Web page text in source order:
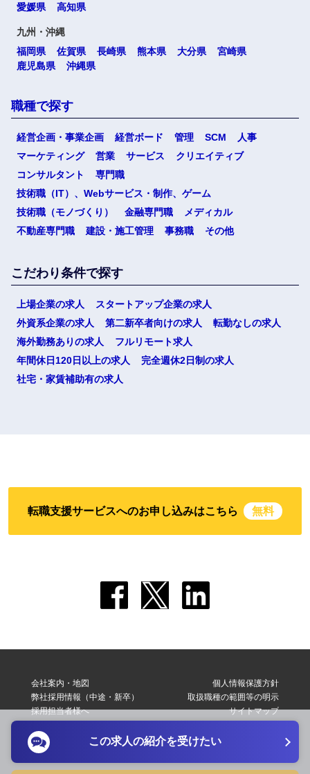
愛媛県
高知県
九州・沖縄
福岡県
佐賀県 長崎県 熊本県 大分県
宮崎県
鹿児島県
沖縄県
職種で探す
経営企画・事業企画 経営ボード 管理 SCM
人事
マーケティング
営業 サービス
クリエイティブ
コンサルタント
専門職
技術職（IT）、Webサービス・制作、ゲーム
技術職（モノづくり）
金融専門職
メディカル
不動産専門職
建設・施工管理 事務職 その他
こだわり条件で探す
上場企業の求人
スタートアップ企業の求人
外資系企業の求人
第二新卒者向けの求人
転勤なしの求人
海外勤務ありの求人
フルリモート求人
年間休日120日以上の求人
完全週休2日制の求人
社宅・家賃補助有の求人
転職支援サービスへのお申し込みはこちら 無料
会社案内・地図
弊社採用情報（中途・新卒）
採用担当者様へ
個人情報保護方針
取扱職種の範囲等の明示
サイトマップ
この求人の紹介を受けたい